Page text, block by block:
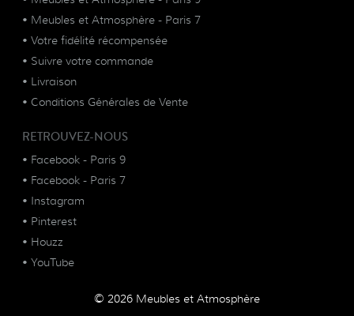
• Meubles et Atmosphère - Paris 7
• Votre fidélité récompensée
• Suivre votre commande
• Livraison
• Conditions Générales de Vente
RETROUVEZ-NOUS
• Facebook - Paris 9
• Facebook - Paris 7
• Instagram
• Pinterest
• Houzz
• YouTube
© 2026 Meubles et Atmosphère